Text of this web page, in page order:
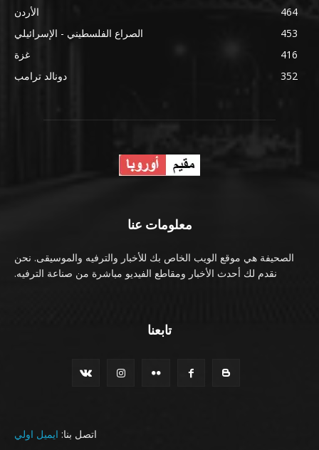
الأردن
464
الصراع الفلسطيني - الإسرائيلي
453
غزة
416
دونالد ترامب
352
معلومات عنا
الصحيفة هي موقع الويب الخاص بك للأخبار والترفيه والموسيقى. نحن
نقدم لك أحدث الأخبار ومقاطع الفيديو مباشرة من صناعة الترفيه.
تابعنا
اتصل بنا: ايميل اولي